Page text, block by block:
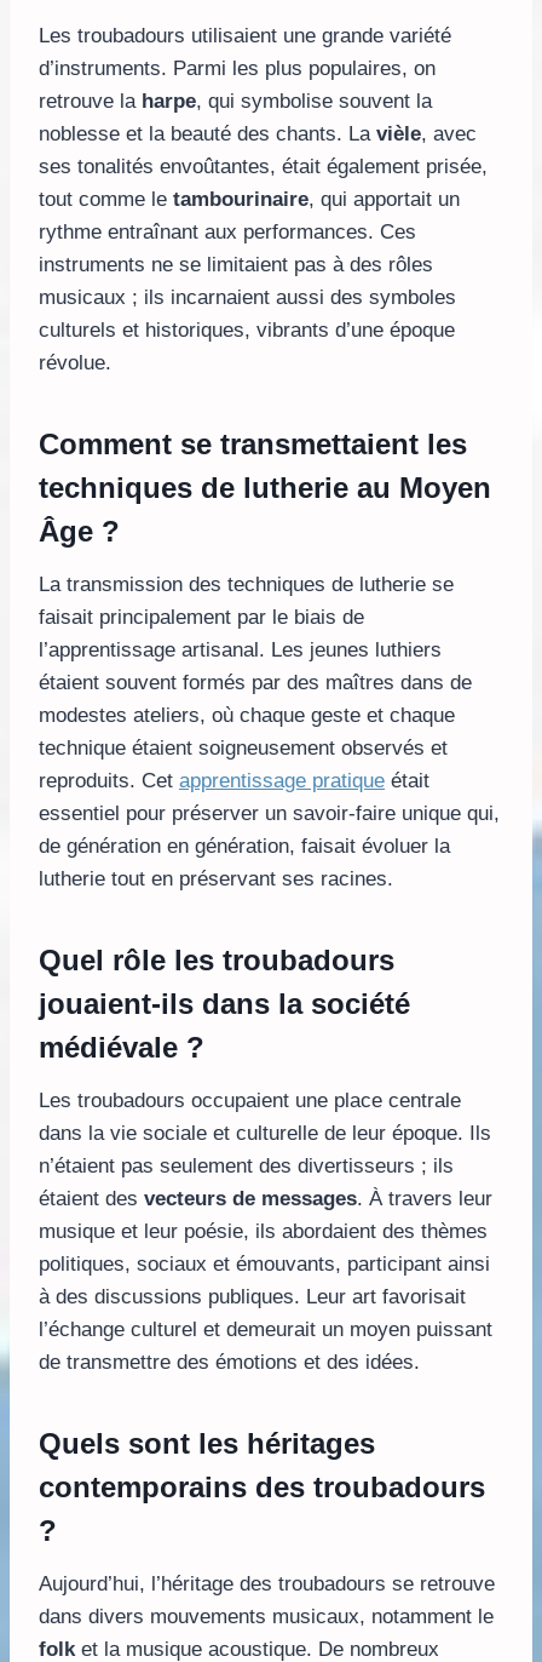
Les troubadours utilisaient une grande variété
d’instruments. Parmi les plus populaires, on
retrouve la harpe, qui symbolise souvent la
noblesse et la beauté des chants. La vièle, avec
ses tonalités envoûtantes, était également prisée,
tout comme le tambourinaire, qui apportait un
rythme entraînant aux performances. Ces
instruments ne se limitaient pas à des rôles
musicaux ; ils incarnaient aussi des symboles
culturels et historiques, vibrants d’une époque
révolue.
Comment se transmettaient les
techniques de lutherie au Moyen
Âge ?
La transmission des techniques de lutherie se
faisait principalement par le biais de
l’apprentissage artisanal. Les jeunes luthiers
étaient souvent formés par des maîtres dans de
modestes ateliers, où chaque geste et chaque
technique étaient soigneusement observés et
reproduits. Cet apprentissage pratique était
essentiel pour préserver un savoir-faire unique qui,
de génération en génération, faisait évoluer la
lutherie tout en préservant ses racines.
Quel rôle les troubadours
jouaient-ils dans la société
médiévale ?
Les troubadours occupaient une place centrale
dans la vie sociale et culturelle de leur époque. Ils
n’étaient pas seulement des divertisseurs ; ils
étaient des vecteurs de messages. À travers leur
musique et leur poésie, ils abordaient des thèmes
politiques, sociaux et émouvants, participant ainsi
à des discussions publiques. Leur art favorisait
l’échange culturel et demeurait un moyen puissant
de transmettre des émotions et des idées.
Quels sont les héritages
contemporains des troubadours
?
Aujourd’hui, l’héritage des troubadours se retrouve
dans divers mouvements musicaux, notamment le
folket la musique acoustique. De nombreux